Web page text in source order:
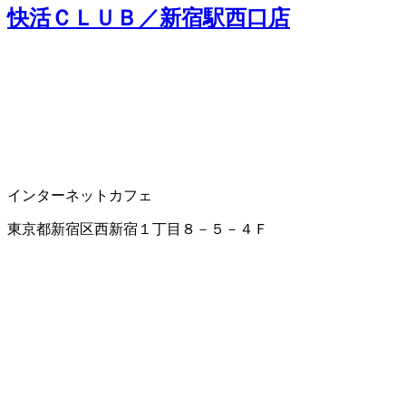
快活ＣＬＵＢ／新宿駅西口店
インターネットカフェ
東京都新宿区西新宿１丁目８－５－４Ｆ